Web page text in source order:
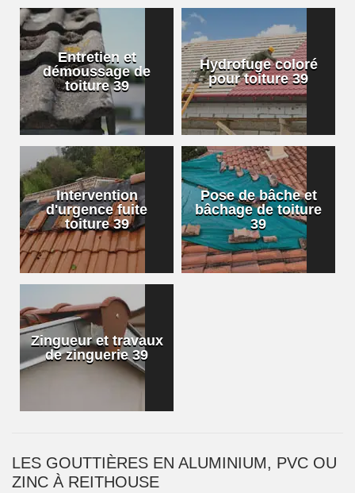
Entretien et
démoussage de
toiture 39
Hydrofuge coloré
pour toiture 39
Intervention
d'urgence fuite
toiture 39
Pose de bâche et
bâchage de toiture
39
Zingueur et travaux
de zinguerie 39
LES GOUTTIÈRES EN ALUMINIUM, PVC OU
ZINC À REITHOUSE